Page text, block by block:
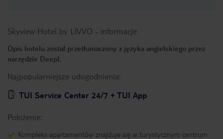
Skyview Hotel by LIVVO - informacje
Opis hotelu został przetłumaczony z języka angielskiego przez
narzędzie DeepL
Najpopularniejsze udogodnienia:
TUI Service Center 24/7 + TUI App
Położenie:
Kompleks apartamentów znajduje się w turystycznym centrum